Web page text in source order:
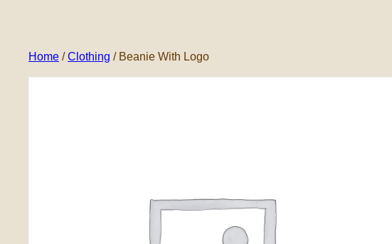
Home /Clothing / Beanie With Logo